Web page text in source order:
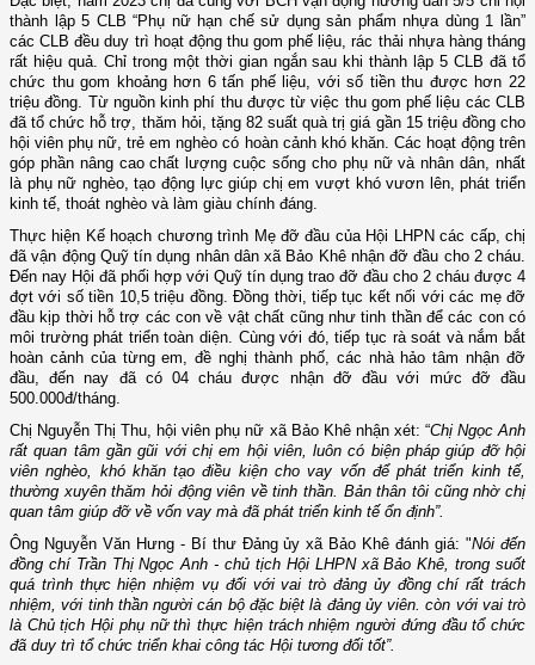
thành lập 5 CLB “Phụ nữ hạn chế sử dụng sản phẩm nhựa dùng 1 lần”
các CLB đều duy trì hoạt động thu gom phế liệu, rác thải nhựa hàng tháng
rất hiệu quả. Chỉ trong một thời gian ngắn sau khi thành lập 5 CLB đã tổ
chức thu gom khoảng hơn 6 tấn phế liệu, với số tiền thu được hơn 22
triệu đồng. Từ nguồn kinh phí thu được từ việc thu gom phế liệu các CLB
đã tổ chức hỗ trợ, thăm hỏi, tặng 82 suất quà trị giá gần 15 triệu đồng cho
hội viên phụ nữ, trẻ em nghèo có hoàn cảnh khó khăn. Các hoạt động trên
góp phần nâng cao chất lượng cuộc sống cho phụ nữ và nhân dân, nhất
là phụ nữ nghèo, tạo động lực giúp chị em vượt khó vươn lên, phát triển
kinh tế, thoát nghèo và làm giàu chính đáng.
Thực hiện Kế hoạch chương trình Mẹ đỡ đầu của Hội LHPN các cấp, chị
đã vận động Quỹ tín dụng nhân dân xã Bảo Khê nhận đỡ đầu cho 2 cháu.
Đến nay Hội đã phối hợp với Quỹ tín dụng trao đỡ đầu cho 2 cháu được 4
đợt với số tiền 10,5 triệu đồng. Đồng thời, tiếp tục kết nối với các mẹ đỡ
đầu kịp thời hỗ trợ các con về vật chất cũng như tinh thần để các con có
môi trường phát triển toàn diện. Cùng với đó, tiếp tục rà soát và nắm bắt
hoàn cảnh của từng em, đề nghị thành phố, các nhà hảo tâm nhận đỡ
đầu, đến nay đã có 04 cháu được nhận đỡ đầu với mức đỡ đầu
500.000đ/tháng.
Chị Nguyễn Thị Thu, hội viên phụ nữ xã Bảo Khê nhận xét: “Chị Ngọc Anh
rất quan tâm gần gũi với chị em hội viên, luôn có biện pháp giúp đỡ hội
viên nghèo, khó khăn tạo điều kiện cho vay vốn để phát triển kinh tế,
thường xuyên thăm hỏi động viên về tinh thần. Bản thân tôi cũng nhờ chị
quan tâm giúp đỡ về vốn vay mà đã phát triển kinh tế ổn định”.
Ông Nguyễn Văn Hưng - Bí thư Đảng ủy xã Bảo Khê đánh giá: "Nói đến
đồng chí Trần Thị Ngọc Anh - chủ tịch Hội LHPN xã Bảo Khê, trong suốt
quá trình thực hiện nhiệm vụ đối với vai trò đảng ủy đồng chí rất trách
nhiệm, với tinh thần người cán bộ đặc biệt là đảng ủy viên. còn với vai trò
là Chủ tịch Hội phụ nữ thì thực hiện trách nhiệm người đứng đầu tổ chức
đã duy trì tổ chức triển khai công tác Hội tương đối tốt”.